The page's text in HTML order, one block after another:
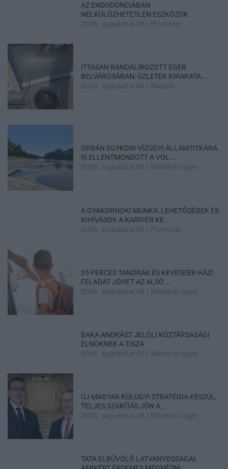
AZ ENDODONCIÁBAN
NÉLKÜLÖZHETETLEN ESZKÖZÖK
2026. augusztus 09 Promóció
ITTASAN RANDALÍROZOTT EGER
BELVÁROSÁBAN: ÜZLETEK KIRAKATA...
2026. augusztus 09 Riasztó
ORBÁN EGYKORI VÍZÜGYI ÁLLAMTITKÁRA
IS ELLENTMONDOTT A VOL...
2026. augusztus 09 Mindenki ügye
A GYAKORNOKI MUNKA: LEHETŐSÉGEK ÉS
KIHÍVÁSOK A KARRIER KE...
2026. augusztus 09 Promóció
35 PERCES TANÓRÁK ÉS KEVESEBB HÁZI
FELADAT JÖHET AZ ALSÓ ...
2026. augusztus 08 Mindenki ügye
BAKA ANDRÁST JELÖLI KÖZTÁRSASÁGI
ELNÖKNEK A TISZA
2026. augusztus 08 Mindenki ügye
ÚJ MAGYAR KÜLÜGYI STRATÉGIA KÉSZÜL,
TELJES SZAKÍTÁS JÖN A...
2026. augusztus 08 Mindenki ügye
TATA ELBŰVÖLŐ LÁTVÁNYOSSÁGAI,